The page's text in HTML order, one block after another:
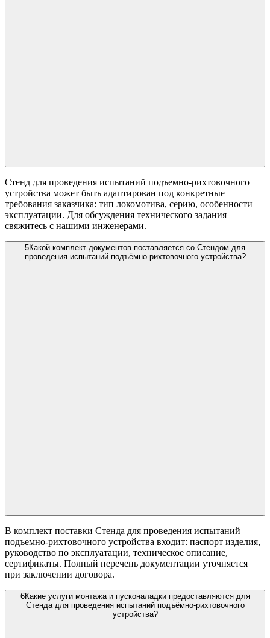
Стенд для проведения испытаний подъемно-рихтовочного
устройства может быть адаптирован под конкретные
требования заказчика: тип локомотива, серию, особенности
эксплуатации. Для обсуждения технического задания
свяжитесь с нашими инженерами.
5Какой комплект документов поставляется со Стендом для
проведения испытаний подъёмно-рихтовочного устройства?
В комплект поставки Стенда для проведения испытаний
подъемно-рихтовочного устройства входит: паспорт изделия,
руководство по эксплуатации, техническое описание,
сертификаты. Полный перечень документации уточняется
при заключении договора.
6Какие услуги монтажа и пусконаладки предоставляются для
Стенда для проведения испытаний подъёмно-рихтовочного
устройства?